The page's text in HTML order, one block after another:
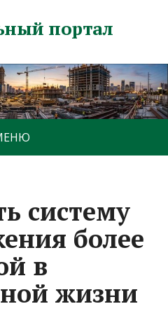
портал
систему
более
в
жизни